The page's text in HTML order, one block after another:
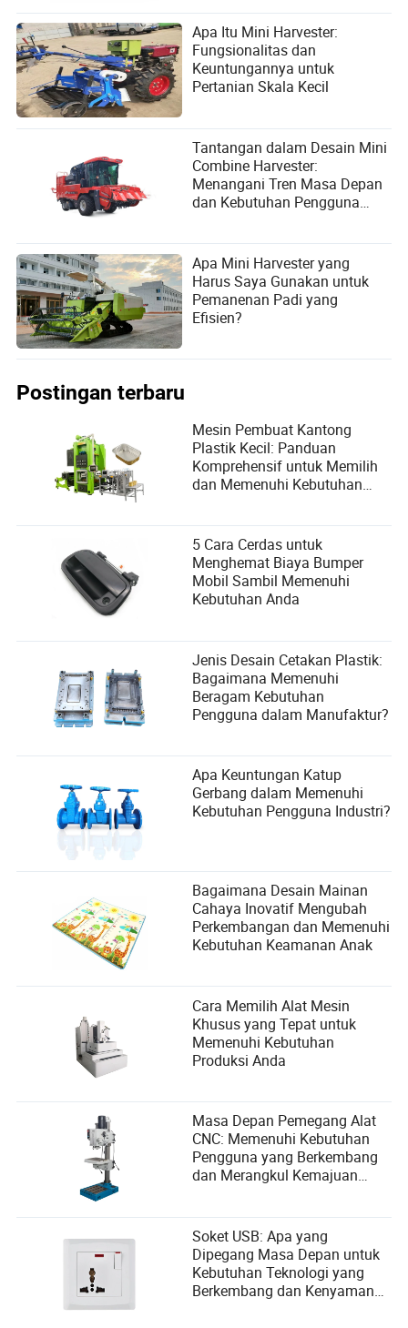
Apa Itu Mini Harvester:
Fungsionalitas dan
Keuntungannya untuk
Pertanian Skala Kecil
Tantangan dalam Desain Mini
Combine Harvester:
Menangani Tren Masa Depan
dan Kebutuhan Pengguna
Pertanian
Apa Mini Harvester yang
Harus Saya Gunakan untuk
Pemanenan Padi yang
Efisien?
Postingan terbaru
Mesin Pembuat Kantong
Plastik Kecil: Panduan
Komprehensif untuk Memilih
dan Memenuhi Kebutuhan
5 Cara Cerdas untuk
Menghemat Biaya Bumper
Mobil Sambil Memenuhi
Kebutuhan Anda
Jenis Desain Cetakan Plastik:
Bagaimana Memenuhi
Beragam Kebutuhan
Pengguna dalam Manufaktur?
Apa Keuntungan Katup
Gerbang dalam Memenuhi
Kebutuhan Pengguna Industri?
Bagaimana Desain Mainan
Cahaya Inovatif Mengubah
Perkembangan dan Memenuhi
Kebutuhan Keamanan Anak
Cara Memilih Alat Mesin
Khusus yang Tepat untuk
Memenuhi Kebutuhan
Produksi Anda
Masa Depan Pemegang Alat
CNC: Memenuhi Kebutuhan
Pengguna yang Berkembang
dan Merangkul Kemajuan
Soket USB: Apa yang
Dipegang Masa Depan untuk
Kebutuhan Teknologi yang
Berkembang dan Kenyamanan